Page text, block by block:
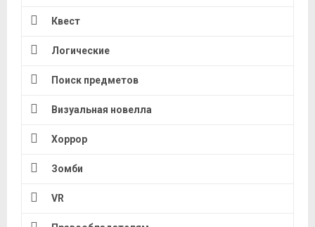
Квест
Логические
Поиск предметов
Визуальная новелла
Хоррор
Зомби
VR